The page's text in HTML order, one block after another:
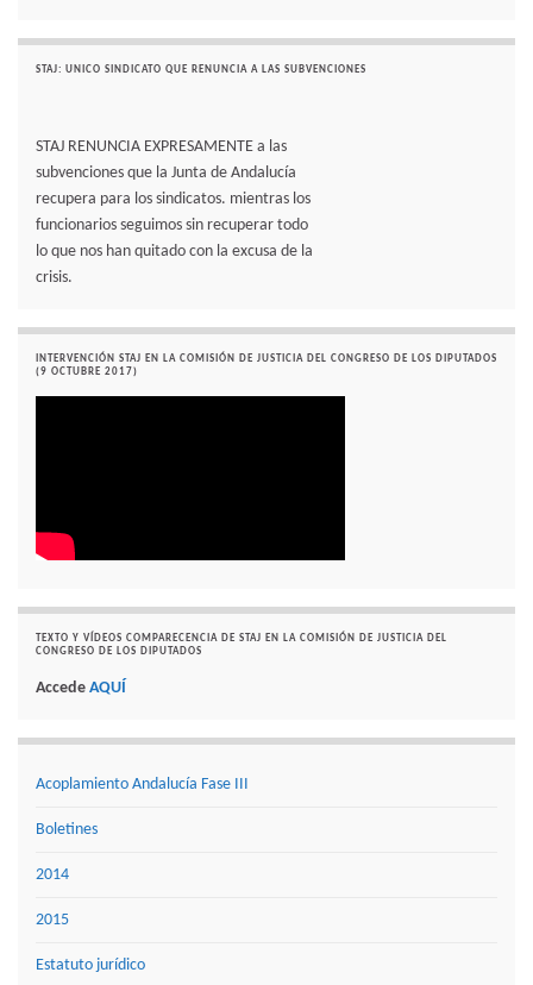
STAJ: UNICO SINDICATO QUE RENUNCIA A LAS SUBVENCIONES
STAJ RENUNCIA EXPRESAMENTE a las
subvenciones que la Junta de Andalucía
recupera para los sindicatos. mientras los
funcionarios seguimos sin recuperar todo
lo que nos han quitado con la excusa de la
crisis.
INTERVENCIÓN STAJ EN LA COMISIÓN DE JUSTICIA DEL CONGRESO DE LOS DIPUTADOS
(9 OCTUBRE 2017)
TEXTO Y VÍDEOS COMPARECENCIA DE STAJ EN LA COMISIÓN DE JUSTICIA DEL
CONGRESO DE LOS DIPUTADOS
Accede AQUÍ
Acoplamiento Andalucía Fase III
Boletines
2014
2015
Estatuto jurídico